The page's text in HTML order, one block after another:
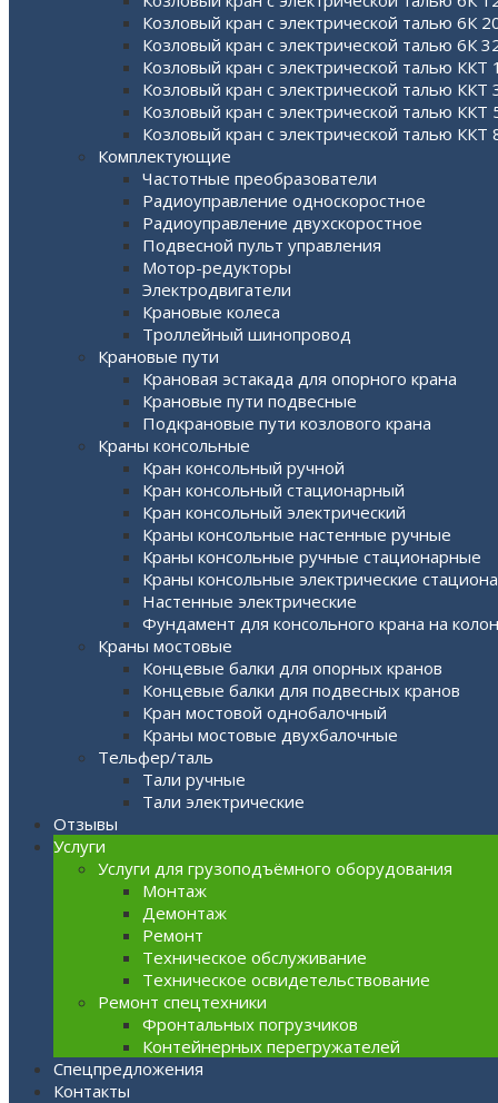
Козловый кран с электрической талью 6К
Козловый кран с электрической талью 6К
Козловый кран с электрической талью ККТ
Козловый кран с электрической талью ККТ
Козловый кран с электрической талью ККТ
Козловый кран с электрической талью ККТ
Комплектующие
Частотные преобразователи
Радиоуправление односкоростное
Радиоуправление двухскоростное
Подвесной пульт управления
Мотор-редукторы
Электродвигатели
Крановые колеса
Троллейный шинопровод
Крановые пути
Крановая эстакада для опорного крана
Крановые пути подвесные
Подкрановые пути козлового крана
Краны консольные
Кран консольный ручной
Кран консольный стационарный
Кран консольный электрический
Краны консольные настенные ручные
Краны консольные ручные стационарные
Краны консольные электрические
Настенные электрические
Фундамент для консольного крана на
Краны мостовые
Концевые балки для опорных кранов
Концевые балки для подвесных кранов
Кран мостовой однобалочный
Краны мостовые двухбалочные
Тельфер/таль
Тали ручные
Тали электрические
Отзывы
Услуги
Услуги для грузоподъёмного оборудования
Монтаж
Демонтаж
Ремонт
Техническое обслуживание
Техническое освидетельствование
Ремонт спецтехники
Фронтальных погрузчиков
Контейнерных перегружателей
Cпецпредложения
Контакты